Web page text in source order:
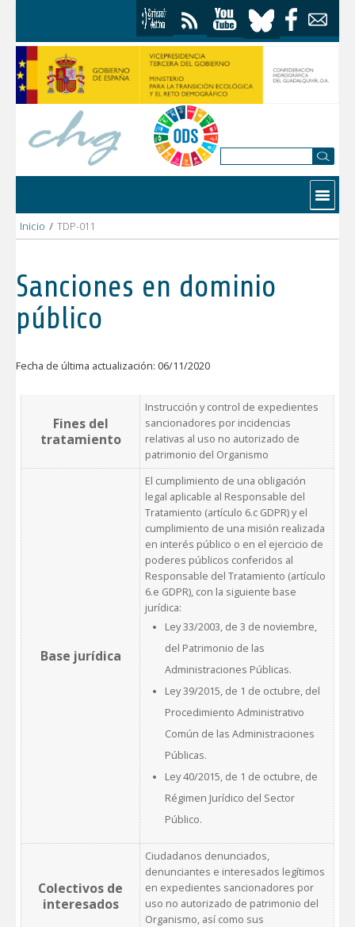
Contactar
Inicio / TDP-011
Sanciones en dominio
público
Fecha de última actualización: 06/11/2020
Fines del
tratamiento
Instrucción y control de expedientes
sancionadores por incidencias
relativas al uso no autorizado de
patrimonio del Organismo
Base jurídica
El cumplimiento de una obligación
legal aplicable al Responsable del
Tratamiento (artículo 6.c GDPR) y el
cumplimiento de una misión realizada
en interés público o en el ejercicio de
poderes públicos conferidos al
Responsable del Tratamiento (artículo
6.e GDPR), con la siguiente base
jurídica:
Ley 33/2003, de 3 de noviembre,
del Patrimonio de las
Administraciones Públicas.
Ley 39/2015, de 1 de octubre, del
Procedimiento Administrativo
Común de las Administraciones
Públicas.
Ley 40/2015, de 1 de octubre, de
Régimen Jurídico del Sector
Público.
Colectivos de
interesados
Ciudadanos denunciados,
denunciantes e interesados legítimos
en expedientes sancionadores por
uso no autorizado de patrimonio del
Organismo, así como sus